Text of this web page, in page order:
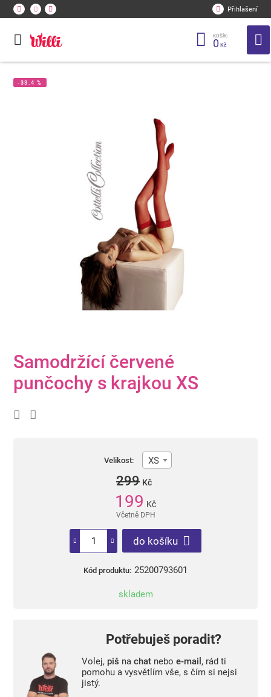
Přihlašení
KOŠÍK:
0 Kč
-33.4 %
Samodržící červené
punčochy s krajkou XS
Velikost: XS
299 Kč
199 Kč
Včetně DPH
do košíku
Kód produktu: 25200793601
skladem
Potřebuješ poradit?
Volej, piš na chatnebo e-mail , rád ti
pomohu a vysvětlím vše, s čím si nejsi
jistý.